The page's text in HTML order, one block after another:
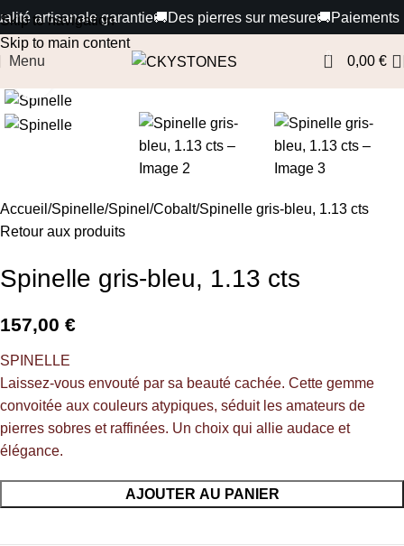
Skip to navigation
Skip to main content
artisanale garantie🚚Des pierres sur mesure🚚Paiements
Menu 0 0,00 €
Accueil Spinelle/Spinel Cobalt Spinelle gris-bleu, 1.13 cts
Retour aux produits
Spinelle gris-bleu, 1.13 cts
157,00 €
SPINELLE
Laissez-vous envouté par sa beauté cachée. Cette gemme
convoitée aux couleurs atypiques, séduit les amateurs de
pierres sobres et raffinées. Un choix qui allie audace et
élégance.
AJOUTER AU PANIER